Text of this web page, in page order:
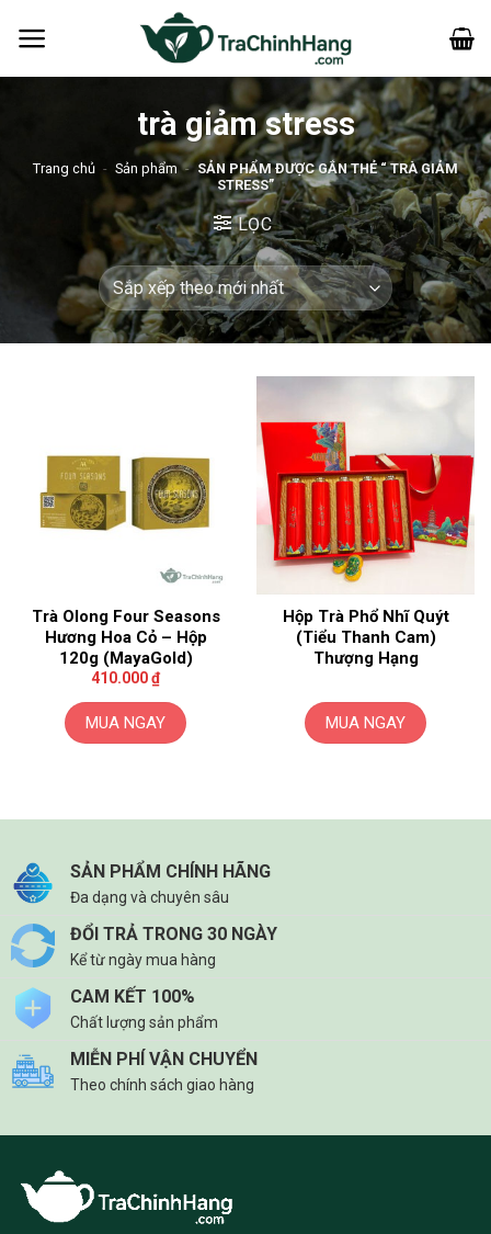
qua
trà giảm stress
Trang chủ - Sản phẩm - SẢN PHẨM ĐƯỢC GẮN THẺ “ TRÀ GIẢM
STRESS”
LỌC
Trà Olong Four Seasons
Hương Hoa Cỏ – Hộp
120g (MayaGold)
410.000₫
MUA NGAY
Hộp Trà Phổ Nhĩ Quýt
(Tiểu Thanh Cam)
Thượng Hạng
MUA NGAY
SẢN PHẨM CHÍNH HÃNG
Đa dạng và chuyên sâu
ĐỔI TRẢ TRONG 30 NGÀY
Kể từ ngày mua hàng
CAM KẾT 100%
Chất lượng sản phẩm
MIỄN PHÍ VẬN CHUYỂN
Theo chính sách giao hàng